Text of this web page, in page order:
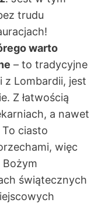
trudu
warto
– to tradycyjne
Lombardii, jest
Z łatwością
a nawet
ciasto
więc
świątecznych